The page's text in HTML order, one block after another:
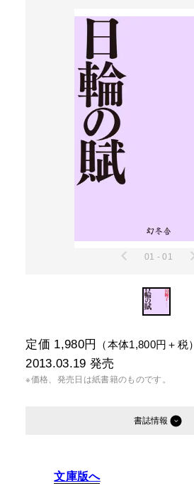
01 - 01
定価 1,980円 （本体1,800円＋税）
2013.03.19 発売
※価格、発売日は紙書籍のものです。
書誌情報
文庫版へ